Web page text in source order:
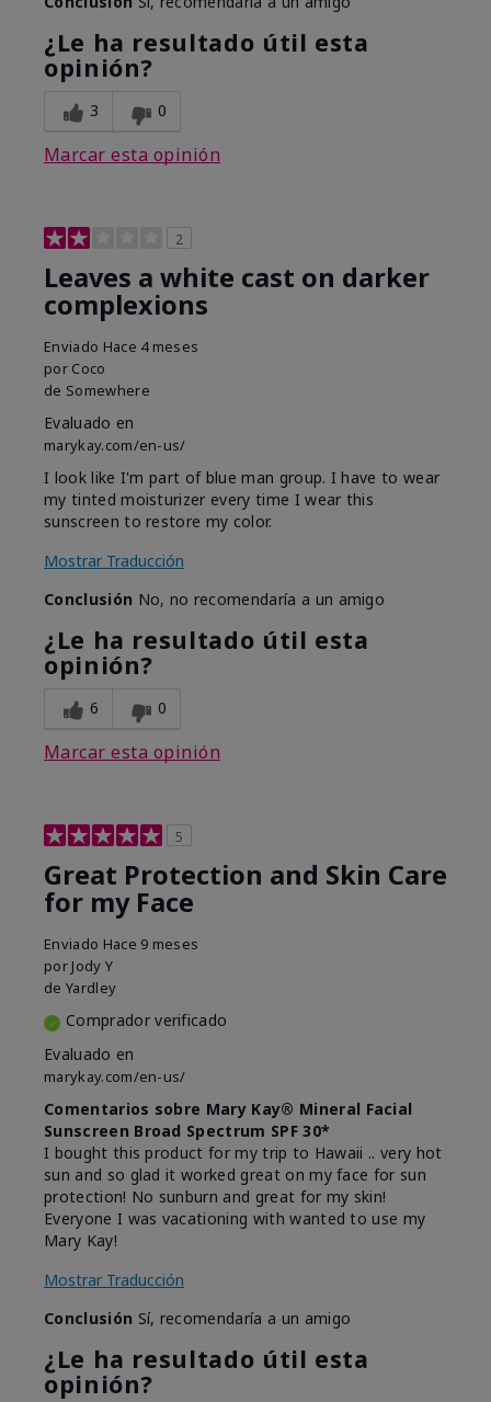
¿Le ha resultado útil esta
opinión?
3 0
Marcar esta opinión
2
Leaves a white cast on darker
complexions
Enviado Hace 4 meses
por Coco
de Somewhere
Evaluado en
marykay.com/en-us/
I look like I'm part of blue man group. I have to wear
my tinted moisturizer every time I wear this
sunscreen to restore my color.
Mostrar Traducción
Conclusión No, no recomendaría a un amigo
¿Le ha resultado útil esta
opinión?
6 0
Marcar esta opinión
5
Great Protection and Skin Care
for my Face
Enviado Hace 9 meses
por Jody Y
de Yardley
Comprador verificado
Evaluado en
marykay.com/en-us/
Comentarios sobre Mary Kay® Mineral Facial
Sunscreen Broad Spectrum SPF 30*
I bought this product for my trip to Hawaii .. very hot
sun and so glad it worked great on my face for sun
protection! No sunburn and great for my skin!
Everyone I was vacationing with wanted to use my
Mary Kay!
Mostrar Traducción
Conclusión Sí, recomendaría a un amigo
¿Le ha resultado útil esta
opinión?